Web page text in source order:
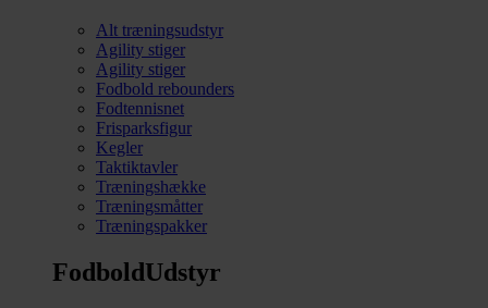
Alt træningsudstyr
Agility stiger
Agility stiger
Fodbold rebounders
Fodtennisnet
Frisparksfigur
Kegler
Taktiktavler
Træningshække
Træningsmåtter
Træningspakker
FodboldUdstyr